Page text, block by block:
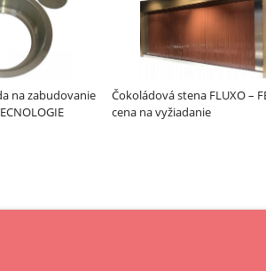
na zabudovanie
Čokoládová stena FLUXO –
cena na vyžiadanie